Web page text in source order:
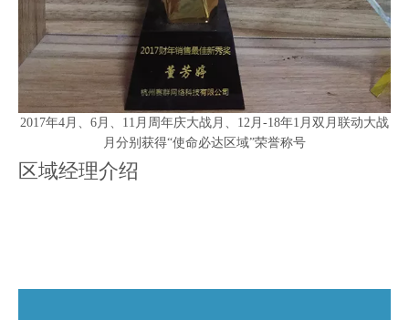
2017年4月、6月、11月周年庆大战月、12月-18年1月双月联动大战
月分别获得“使命必达区域”荣誉称号
区域经理介绍